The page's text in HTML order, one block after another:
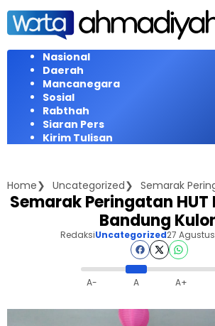
Langsung
konten
Nasional
Daerah
Mancanegara
Sosial
Rabthah
Siaran Pers
Kirim Tulisan
Home Uncategorized
Semarak Peringatan HUT
Bandung
RedaksiUncategorized27
A- A A+